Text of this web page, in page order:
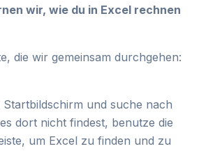
wir, wie du in Excel rechnen
die wir gemeinsam durchgehen:
Startbildschirm und suche nach
dort nicht findest, benutze die
um Excel zu finden und zu